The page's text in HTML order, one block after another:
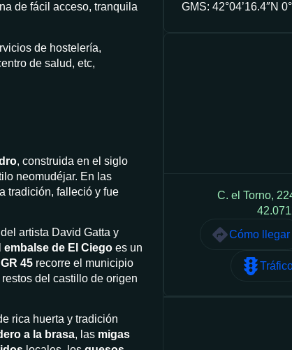
de fácil acceso, tranquila
de hostelería,
de salud, etc,
, construida en el siglo
neomudéjar. En las
tradición, falleció y fue
artista David Gatta y
embalse de El Ciego es un
45 recorre el municipio
del castillo de origen
rica huerta y tradición
a la brasa, las migas
GMS: 42°04’16.4″N
C. el Torno,
Cómo llegar